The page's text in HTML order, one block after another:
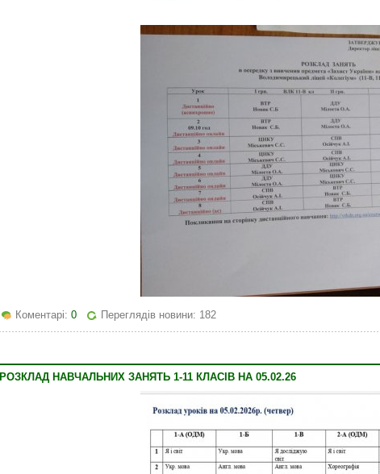
Коментарі: 0 Переглядів новини: 182
РОЗКЛАД НАВЧАЛЬНИХ ЗАНЯТЬ 1-11 КЛАСІВ НА 05.02.26